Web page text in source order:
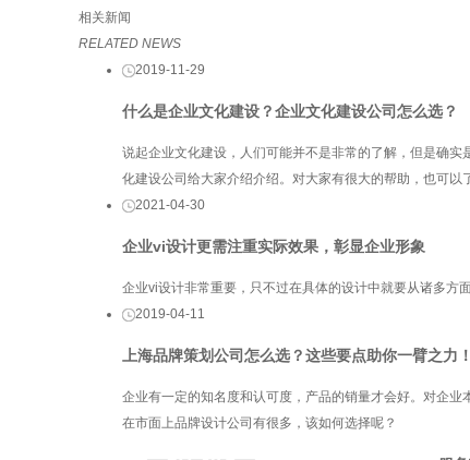
相关新闻
RELATED NEWS
2019-11-29
什么是企业文化建设？企业文化建设公司怎么选？
说起企业文化建设，人们可能并不是非常的了解，但是确
化建设公司给大家介绍介绍。对大家有很大的帮助，也可以
2021-04-30
企业vi设计更需注重实际效果，彰显企业形象
企业vi设计非常重要，只不过在具体的设计中就要从诸多方
2019-04-11
上海品牌策划公司怎么选？这些要点助你一臂之力！
企业有一定的知名度和认可度，产品的销量才会好。对企
在市面上品牌设计公司有很多，该如何选择呢？